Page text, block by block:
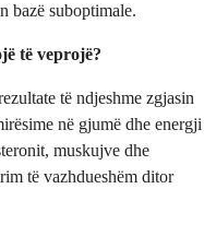
bazë suboptimale.
të veprojë?
të ndjeshme zgjasin
në gjumë dhe energji
muskujve dhe
të vazhdueshëm ditor